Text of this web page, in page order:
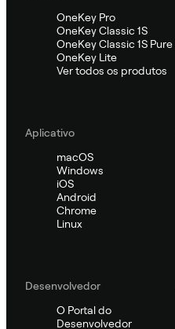
OneKey Pro
OneKey Classic 1S
OneKey Classic 1S Pure
OneKey Lite
Ver todos os produtos
Aplicativo
macOS
Windows
iOS
Android
Chrome
Linux
Desenvolvedor
O Portal do
Desenvolvedor